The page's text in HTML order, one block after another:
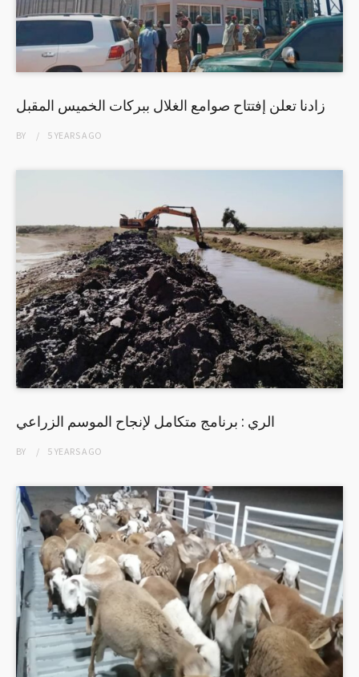
زادنا تعلن إفتتاح صوامع الغلال ببركات الخميس المقبل
BY 5 YEARSAGO
الري : برنامج متكامل لإنجاح الموسم الزراعي
BY 5 YEARSAGO